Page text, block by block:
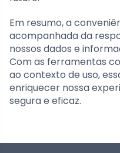
Em resumo, a
acompanhada da
nossos dados e
Com as ferramentas
ao contexto de uso,
enriquecer nossa
segura e eficaz.